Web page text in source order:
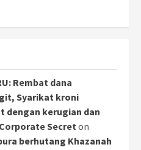
Rembat dana
Syarikat kroni
dengan kerugian dan
Secreton
berhutang Khazanah